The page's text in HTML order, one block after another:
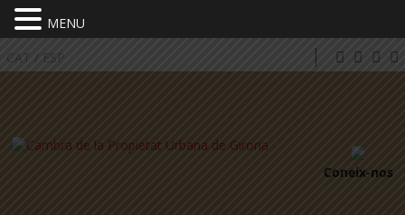
CAT / ESP
Coneix-nos
MENU